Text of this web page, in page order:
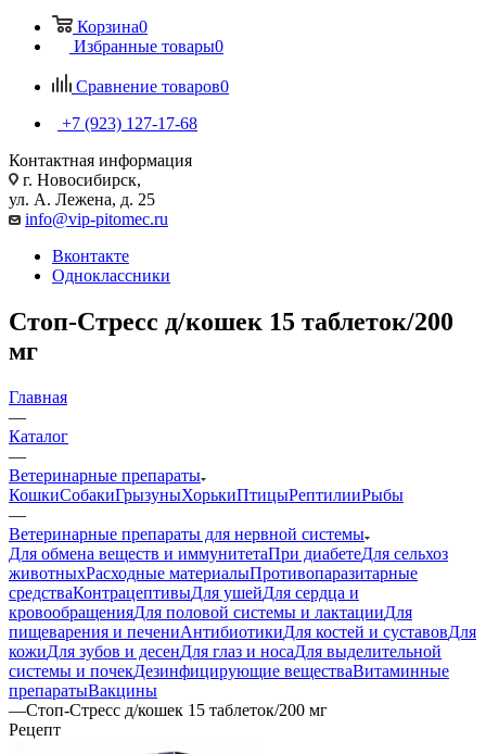
Корзина0
Избранные товары0
Сравнение товаров0
+7 (923) 127-17-68
Контактная информация
г. Новосибирск,
ул. А. Лежена, д. 25
info@vip-pitomec.ru
Вконтакте
Одноклассники
Стоп-Стресс д/кошек 15 таблеток/200
мг
Главная
—
Каталог
—
Ветеринарные препараты
КошкиСобакиГрызуныХорькиПтицыРептилииРыбы
—
Ветеринарные препараты для нервной системы
Для обмена веществ и иммунитетаПри диабетеДля сельхоз
животныхРасходные материалыПротивопаразитарные
средстваКонтрацептивыДля ушейДля сердца и
кровообращенияДля половой системы и лактацииДля
пищеварения и печениАнтибиотикиДля костей и суставовДля
кожиДля зубов и десенДля глаз и носаДля выделительной
системы и почекДезинфицирующие веществаВитаминные
препаратыВакцины
—Стоп-Стресс д/кошек 15 таблеток/200 мг
Рецепт